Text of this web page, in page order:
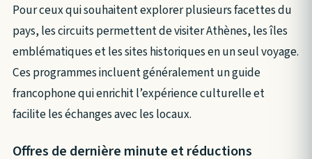
Pour ceux qui souhaitent explorer plusieurs facettes du
pays, les circuits permettent de visiter Athènes, les îles
emblématiques et les sites historiques en un seul voyage.
Ces programmes incluent généralement un guide
francophone qui enrichit l’expérience culturelle et
facilite les échanges avec les locaux.
Offres de dernière minute et réductions